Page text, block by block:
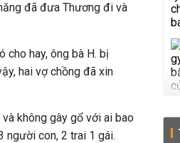
đã đưa Thương đi và
cho hay, ông bà H. bị
hai vợ chồng đã xin
và không gây gổ với ai bao
người con, 2 trai 1 gái.